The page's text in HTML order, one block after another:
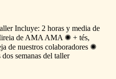
Incluye: 2 horas y media de
de AMA AMA ✺ + tés,
de nuestros colaboradores ✺
dos semanas del taller